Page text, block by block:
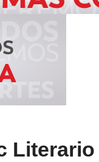
Literario